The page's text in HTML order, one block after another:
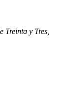
y Tres,